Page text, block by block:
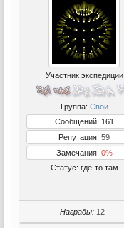
Участник экспедиции
Группа: Свои
Сообщений: 161
Репутация: 59
Замечания: 0%
Статус: где-то там
Награды: 12